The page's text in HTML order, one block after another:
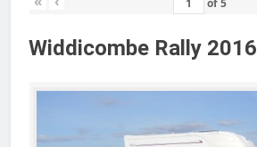
Widdicombe Rally 2016